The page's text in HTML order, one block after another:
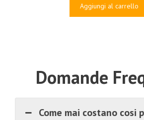
originale
Aggiungi al carrello
Domande
Come mai costano cosi